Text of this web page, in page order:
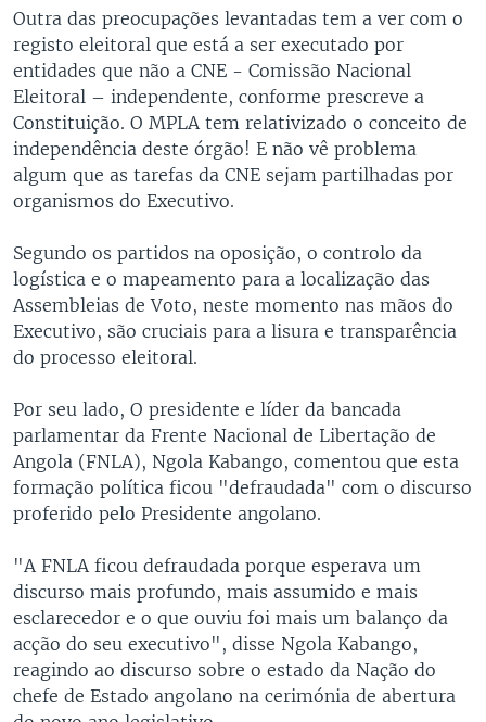
Outra das preocupações levantadas tem a ver com o
registo eleitoral que está a ser executado por
entidades que não a CNE - Comissão Nacional
Eleitoral – independente, conforme prescreve a
Constituição. O MPLA tem relativizado o conceito de
independência deste órgão! E não vê problema
algum que as tarefas da CNE sejam partilhadas por
organismos do Executivo.
Segundo os partidos na oposição, o controlo da
logística e o mapeamento para a localização das
Assembleias de Voto, neste momento nas mãos do
Executivo, são cruciais para a lisura e transparência
do processo eleitoral.
Por seu lado, O presidente e líder da bancada
parlamentar da Frente Nacional de Libertação de
Angola (FNLA), Ngola Kabango, comentou que esta
formação política ficou "defraudada" com o discurso
proferido pelo Presidente angolano.
"A FNLA ficou defraudada porque esperava um
discurso mais profundo, mais assumido e mais
esclarecedor e o que ouviu foi mais um balanço da
acção do seu executivo", disse Ngola Kabango,
reagindo ao discurso sobre o estado da Nação do
chefe de Estado angolano na cerimónia de abertura